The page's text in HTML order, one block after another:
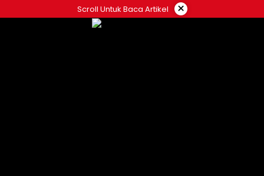
ke
Scroll Untuk Baca Artikel ×